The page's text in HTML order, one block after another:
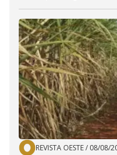
REVISTA OESTE/ 08/08/